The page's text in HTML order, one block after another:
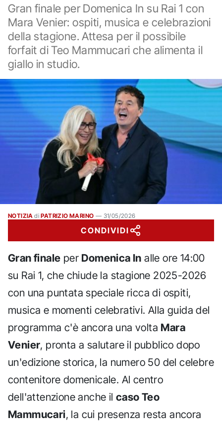
Gran finale per Domenica In su Rai 1 con
Mara Venier: ospiti, musica e celebrazioni
della stagione. Attesa per il possibile
forfait di Teo Mammucari che alimenta il
giallo in studio.
NOTIZIA di PATRIZIO MARINO — 31/05/2026
CONDIVIDI
Gran finale per Domenica In alle ore 14:00
su Rai 1, che chiude la stagione 2025-2026
con una puntata speciale ricca di ospiti,
musica e momenti celebrativi. Alla guida del
programma c'è ancora una volta Mara
Venier, pronta a salutare il pubblico dopo
un'edizione storica, la numero 50 del celebre
contenitore domenicale. Al centro
dell'attenzione anche il caso Teo
Mammucari, la cui presenza resta ancora